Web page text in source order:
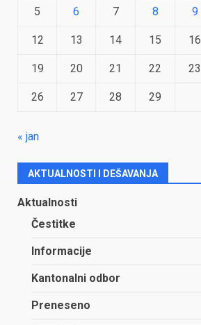
5 6 7 8 9
12 13 14 15 16
19 20 21 22 23
26 27 28 29
« jan
AKTUALNOSTI I DEŠAVANJA
Aktualnosti
Čestitke
Informacije
Kantonalni odbor
Preneseno